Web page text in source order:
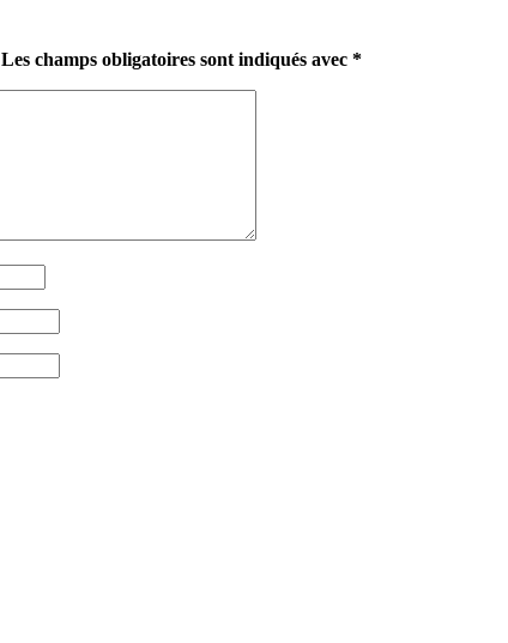
Les champs obligatoires sont indiqués avec *